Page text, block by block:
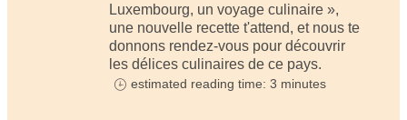
Luxembourg, un voyage culinaire »,
une nouvelle recette t'attend, et nous te
donnons rendez-vous pour découvrir
les délices culinaires de ce pays.
estimated reading time: 3 minutes